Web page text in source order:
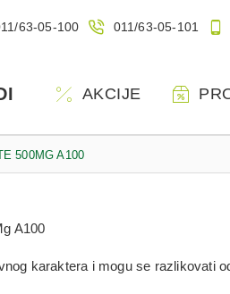
63-05-100 011/63-05-101
AKCIJE
500MG A100
karaktera i mogu se razlikovati